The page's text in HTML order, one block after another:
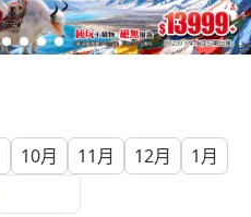
10月 11月 12月 1月